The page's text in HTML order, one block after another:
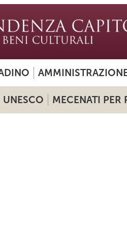
UNESCO MECENATI PER